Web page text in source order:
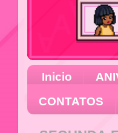
Inicio
CONTATOS